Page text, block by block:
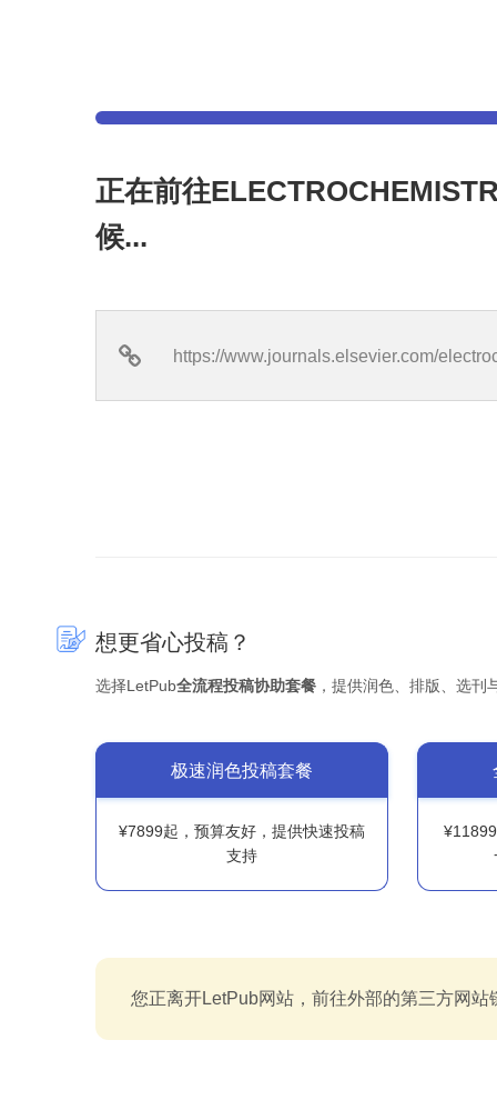
正在前往
候...
https://www.journals.elsevier.com/
想更省心投稿？
选择LetPub全流程投稿协助套餐 ，提供润色、排版、选
极速润色投稿套餐
¥7899起，预算友好，提供快速投稿
支持
您正离开LetPub网站，前往外部的第三方网